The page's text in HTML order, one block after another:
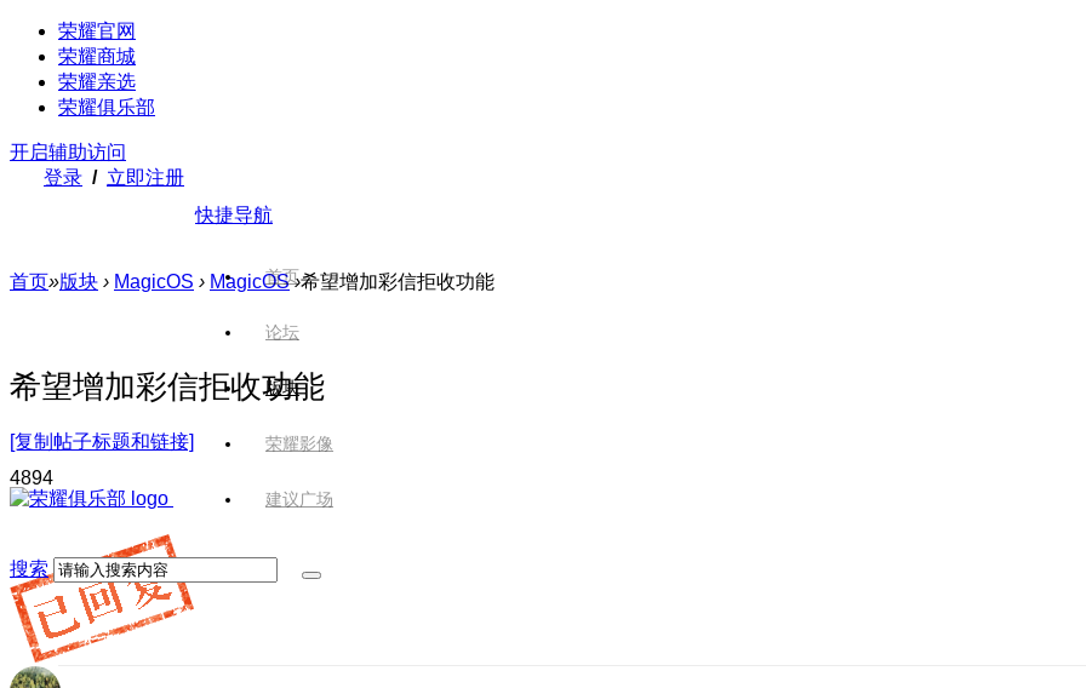
荣耀官网
荣耀商城
荣耀亲选
荣耀俱乐部
开启辅助访问
登录 / 立即注册
快捷导航
首页
论坛
版块
荣耀影像
建议广场
搜索
首页»版块 › MagicOS › MagicOS ›希望增加彩信拒收功能
希望增加彩信拒收功能
[复制帖子标题和链接]
4894